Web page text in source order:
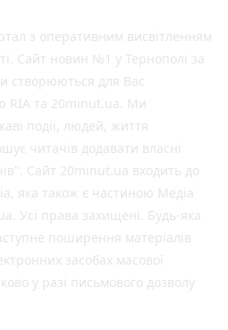
з оперативним висвітленням
Сайт новин №1 у Тернополі за
створюються для Вас
RIA та 20minut.ua. Ми
події, людей, життя
читачів додавати власні
Сайт 20minut.ua входить до
яка також є частиною Медіа
Усі права захищені. Будь-яка
поширення матеріалів
засобах масової
у разі письмового дозволу